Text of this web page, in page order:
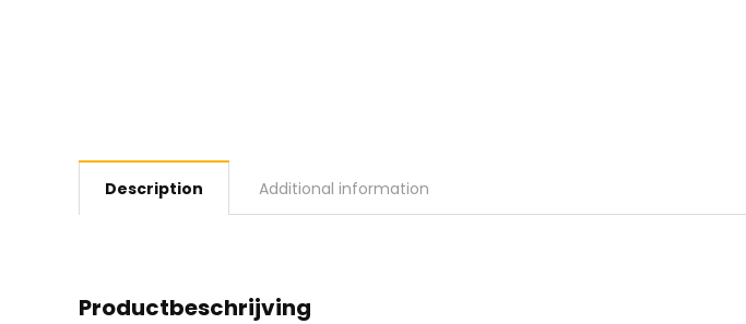
Description Additional information
Productbeschrijving